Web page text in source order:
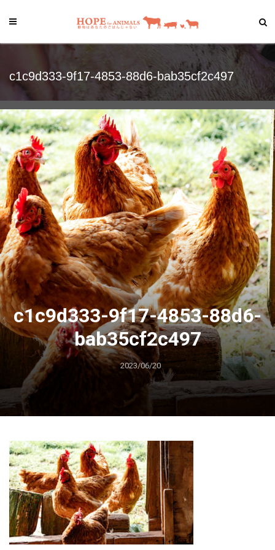
c1c9d333-9f17-4853-88d6-bab35cf2c497
c1c9d333-9f17-4853-88d6-
bab35cf2c497
2023/06/20